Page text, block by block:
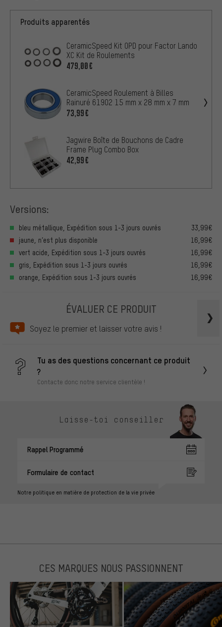
Produits apparentés
CeramicSpeed Kit OPD pour Factor Lando
XC Kit de Roulements
479,00€
CeramicSpeed Roulement à Billes
Rainuré 61902 15 mm x 28 mm x 7 mm
73,99€
Jagwire Boîte de Bouchons de Cadre
Frame Plug Combo Box
42,99€
Versions:
bleu métallique, Expédition sous 1-3 jours ouvrés
33,99€
jaune, n’est plus disponible
16,99€
vert acide, Expédition sous 1-3 jours ouvrés
16,99€
gris, Expédition sous 1-3 jours ouvrés
16,99€
orange, Expédition sous 1-3 jours ouvrés
16,99€
ÉVALUER CE PRODUIT
Soyez le premier et laisser votre avis !
Tu as des questions concernant ce produit
?
Contacte donc notre service clientèle !
Laisse-toi conseiller
Rappel Programmé
Formulaire de contact
Notre politique en matière de protection de la vie privée
CES MARQUES NOUS PASSIONNENT